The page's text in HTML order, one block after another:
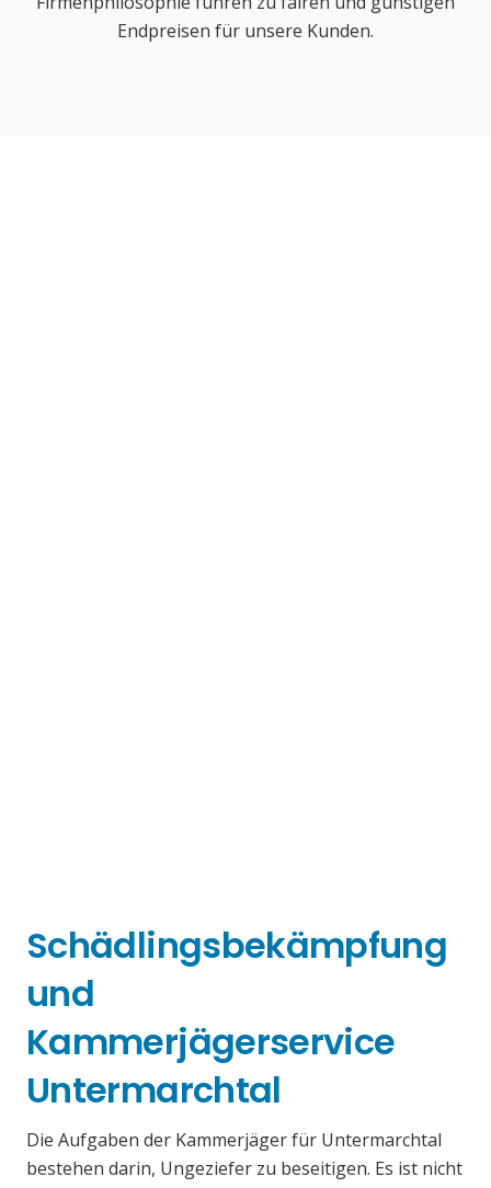
Endpreisen für unsere Kunden.
Schädlingsbekämpfung
und
Kammerjägerservice
Untermarchtal
Die Aufgaben der Kammerjäger für Untermarchtal
bestehen darin, Ungeziefer zu beseitigen. Es ist nicht